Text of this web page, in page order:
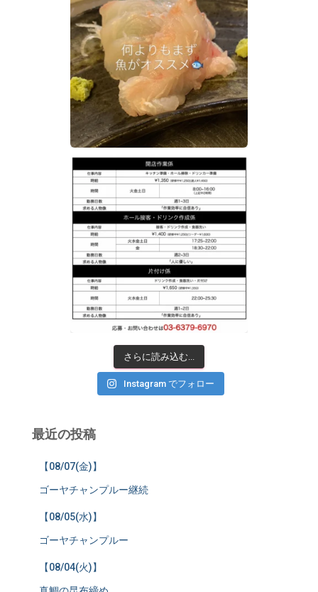
さらに読み込む...
Instagram でフォロー
最近の投稿
【08/07(金)】
ゴーヤチャンプルー継続
【08/05(水)】
ゴーヤチャンプルー
【08/04(火)】